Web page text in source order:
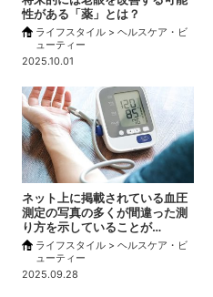
性がある「薬」とは？
ライフスタイル > ヘルスケア・ビ
ューティー
2025.10.01
ネット上に掲載されている血圧
測定の写真の多くが間違った測
り方を示していることが…
ライフスタイル > ヘルスケア・ビ
ューティー
2025.09.28